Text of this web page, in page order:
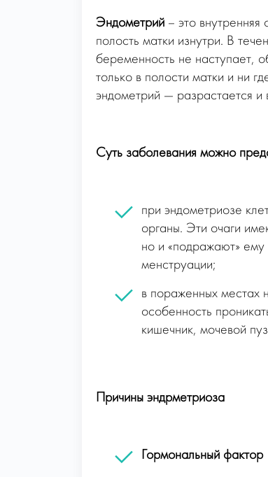
Эндометрий – это
полость матки изнутри. В
беременность не наступает,
только в полости матки и ни
эндометрий — разрастается и
Суть заболевания можно
при эндометриозе
органы. Эти очаги
но и «подражают»
менструации;
в пораженных местах
особенность
кишечник, мочевой
Причины эндрметриоза
Гормональный фактор